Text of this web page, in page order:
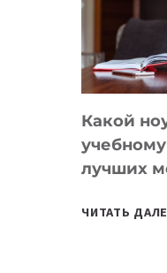
Какой
учебному
лучших
ЧИТАТЬ